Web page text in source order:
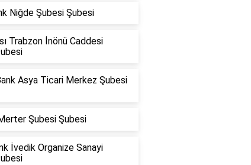
Niğde Şubesi Şubesi
Trabzon İnönü Caddesi
Asya Ticari Merkez Şubesi
Şubesi Şubesi
İvedik Organize Sanayi